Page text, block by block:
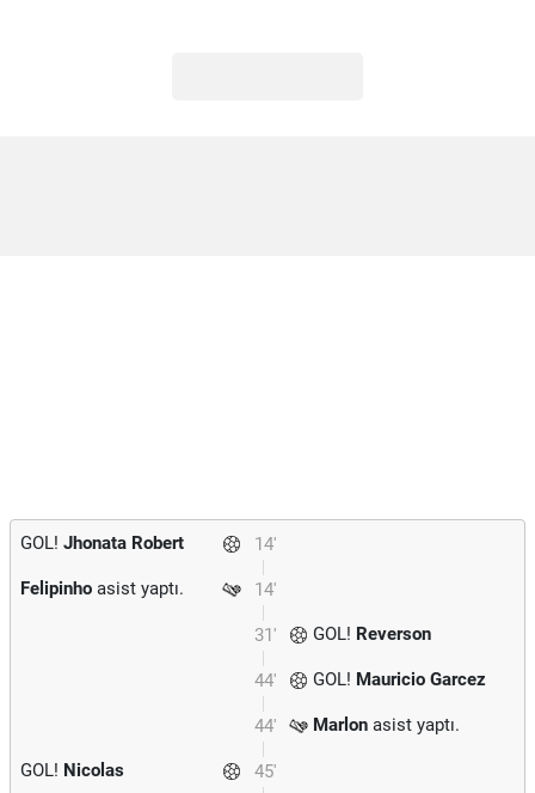
14'
GOL! Jhonata Robert
14'
Felipinho asist yaptı.
31' GOL! Reverson
44' GOL! Mauricio Garcez
44' Marlon asist yaptı.
45'
GOL! Nicolas